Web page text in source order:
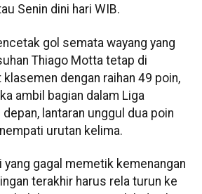
Senin dini hari WIB.
gol semata wayang yang
Thiago Motta tetap di
dengan raihan 49 poin,
ambil bagian dalam Liga
lantaran unggul dua poin
urutan kelima.
yang gagal memetik kemenangan
terakhir harus rela turun ke